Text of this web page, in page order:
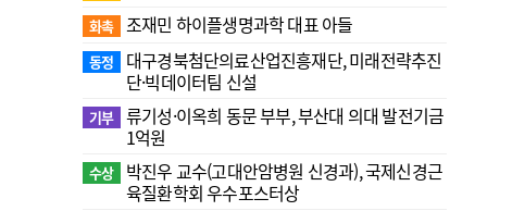
화촉 조재민 하이플생명과학 대표 아들
동정
대구경북첨단의료산업진흥재단, 미래전략추진
단·빅데이터팀 신설
기부 류기성·이옥희 동문 부부, 부산대 의대 발전기금
1억원
수상
박진우 교수(고대안암병원 신경과), 국제신경근
육질환학회 우수포스터상